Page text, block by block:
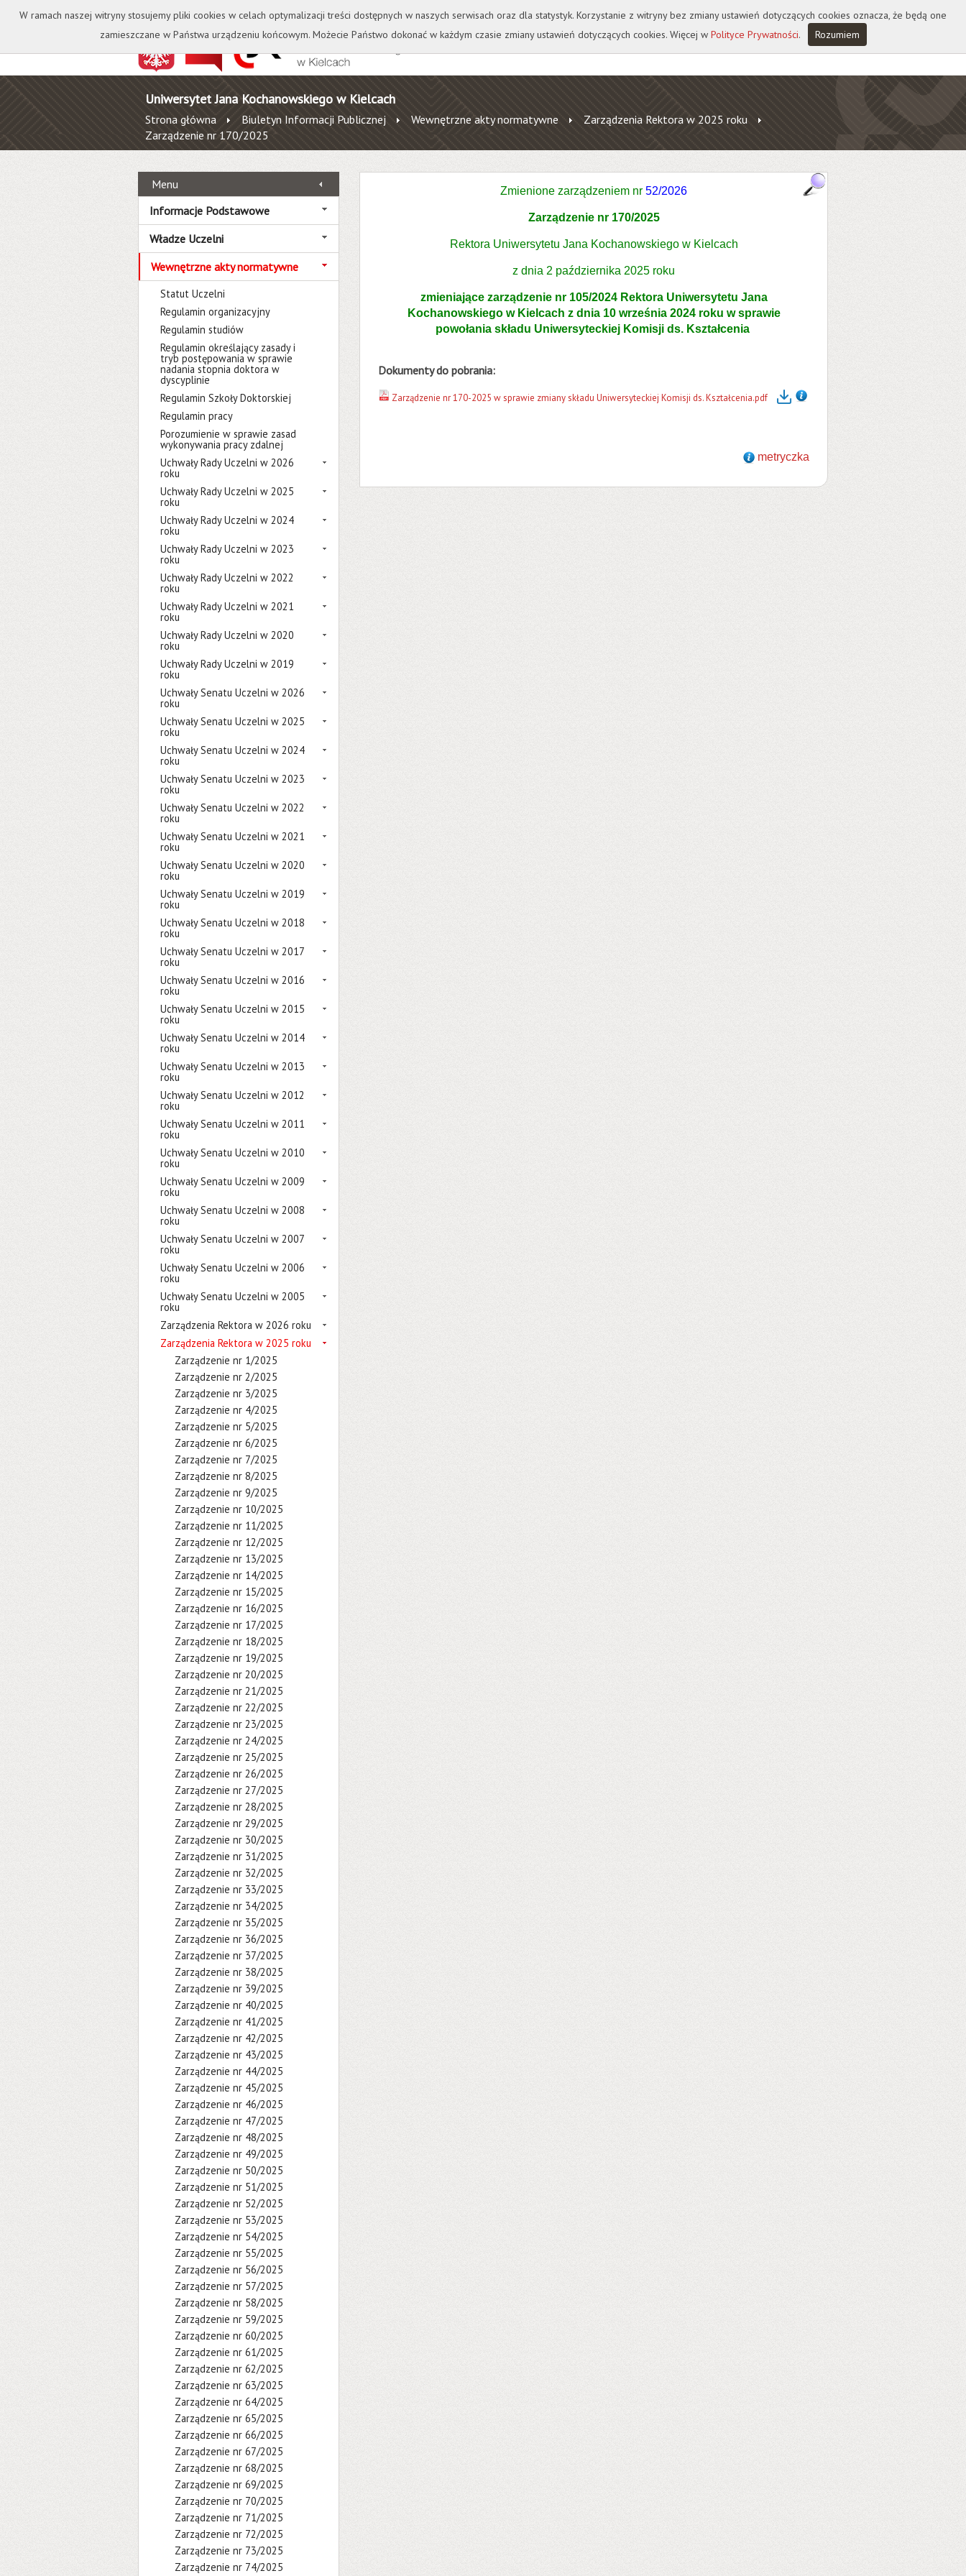
Kontakt Biblioteka Wydawnictwo Wirtualna Uczelnia A A A A
Uniwersytet Jana Kochanowskiego w Kielcach
Strona główna Biuletyn Informacji Publicznej Wewnętrzne akty normatywne
Zarządzenia Rektora w 2025 roku
Zarządzenie nr 170/2025
Menu
Informacje Podstawowe
Władze Uczelni
Wewnętrzne akty normatywne
Statut Uczelni
Regulamin organizacyjny
Regulamin studiów
Regulamin określający zasady i
tryb postępowania w sprawie
nadania stopnia doktora w
dyscyplinie
Regulamin Szkoły Doktorskiej
Regulamin pracy
Porozumienie w sprawie zasad
wykonywania pracy zdalnej
Uchwały Rady Uczelni w 2026
roku
Uchwały Rady Uczelni w 2025
roku
Uchwały Rady Uczelni w 2024
roku
Uchwały Rady Uczelni w 2023
roku
Uchwały Rady Uczelni w 2022
roku
Uchwały Rady Uczelni w 2021
roku
Uchwały Rady Uczelni w 2020
roku
Uchwały Rady Uczelni w 2019
roku
Uchwały Senatu Uczelni w 2026
roku
Uchwały Senatu Uczelni w 2025
roku
Uchwały Senatu Uczelni w 2024
roku
Uchwały Senatu Uczelni w 2023
roku
Uchwały Senatu Uczelni w 2022
roku
Uchwały Senatu Uczelni w 2021
roku
Uchwały Senatu Uczelni w 2020
roku
Uchwały Senatu Uczelni w 2019
roku
Uchwały Senatu Uczelni w 2018
roku
Uchwały Senatu Uczelni w 2017
roku
Uchwały Senatu Uczelni w 2016
roku
Uchwały Senatu Uczelni w 2015
roku
Uchwały Senatu Uczelni w 2014
roku
Uchwały Senatu Uczelni w 2013
roku
Uchwały Senatu Uczelni w 2012
roku
Uchwały Senatu Uczelni w 2011
roku
Uchwały Senatu Uczelni w 2010
roku
Uchwały Senatu Uczelni w 2009
roku
Uchwały Senatu Uczelni w 2008
roku
Uchwały Senatu Uczelni w 2007
roku
Uchwały Senatu Uczelni w 2006
roku
Uchwały Senatu Uczelni w 2005
roku
Zarządzenia Rektora w 2026 roku
Zarządzenia Rektora w 2025 roku
Zarządzenie nr 1/2025
Zarządzenie nr 2/2025
Zarządzenie nr 3/2025
Zarządzenie nr 4/2025
Zarządzenie nr 5/2025
Zarządzenie nr 6/2025
Zarządzenie nr 7/2025
Zarządzenie nr 8/2025
Zarządzenie nr 9/2025
Zarządzenie nr 10/2025
Zarządzenie nr 11/2025
Zarządzenie nr 12/2025
Zarządzenie nr 13/2025
Zarządzenie nr 14/2025
Zarządzenie nr 15/2025
Zarządzenie nr 16/2025
Zarządzenie nr 17/2025
Zarządzenie nr 18/2025
Zarządzenie nr 19/2025
Zarządzenie nr 20/2025
Zarządzenie nr 21/2025
Zarządzenie nr 22/2025
Zarządzenie nr 23/2025
Zarządzenie nr 24/2025
Zarządzenie nr 25/2025
Zarządzenie nr 26/2025
Zarządzenie nr 27/2025
Zarządzenie nr 28/2025
Zarządzenie nr 29/2025
Zarządzenie nr 30/2025
Zarządzenie nr 31/2025
Zarządzenie nr 32/2025
Zarządzenie nr 33/2025
Zarządzenie nr 34/2025
Zarządzenie nr 35/2025
Zarządzenie nr 36/2025
Zarządzenie nr 37/2025
Zarządzenie nr 38/2025
Zarządzenie nr 39/2025
Zarządzenie nr 40/2025
Zarządzenie nr 41/2025
Zarządzenie nr 42/2025
Zarządzenie nr 43/2025
Zarządzenie nr 44/2025
Zarządzenie nr 45/2025
Zarządzenie nr 46/2025
Zarządzenie nr 47/2025
Zarządzenie nr 48/2025
Zarządzenie nr 49/2025
Zarządzenie nr 50/2025
Zarządzenie nr 51/2025
Zarządzenie nr 52/2025
Zarządzenie nr 53/2025
Zarządzenie nr 54/2025
Zarządzenie nr 55/2025
Zarządzenie nr 56/2025
Zarządzenie nr 57/2025
Zarządzenie nr 58/2025
Zarządzenie nr 59/2025
Zarządzenie nr 60/2025
Zarządzenie nr 61/2025
Zarządzenie nr 62/2025
Zarządzenie nr 63/2025
Zarządzenie nr 64/2025
Zarządzenie nr 65/2025
Zarządzenie nr 66/2025
Zarządzenie nr 67/2025
Zarządzenie nr 68/2025
Zarządzenie nr 69/2025
Zarządzenie nr 70/2025
Zarządzenie nr 71/2025
Zarządzenie nr 72/2025
Zarządzenie nr 73/2025
Zarządzenie nr 74/2025
Zmienione zarządzeniem nr 52/2026
Zarządzenie nr 170/2025
Rektora Uniwersytetu Jana Kochanowskiego w Kielcach
z dnia 2 października 2025 roku
zmieniające zarządzenie nr 105/2024 Rektora Uniwersytetu Jana
Kochanowskiego w Kielcach z dnia 10 września 2024 roku w sprawie
powołania składu Uniwersyteckiej Komisji ds. Kształcenia
Dokumenty do pobrania:
Zarządzenie nr 170-2025 w sprawie zmiany składu Uniwersyteckiej Komisji ds. Kształcenia.pdf
metryczka
W ramach naszej witryny stosujemy pliki cookies w celach optymalizacji treści dostępnych w naszych serwisach oraz dla statystyk. Korzystanie z witryny bez zmiany ustawień dotyczących cookies oznacza, że będą one
zamieszczane w Państwa urządzeniu końcowym. Możecie Państwo dokonać w każdym czasie zmiany ustawień dotyczących cookies. Więcej w Polityce Prywatności. Rozumiem